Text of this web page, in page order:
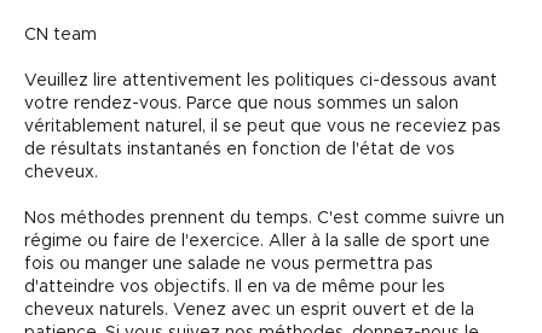
CN team
Veuillez lire attentivement les politiques ci-dessous avant
votre rendez-vous. Parce que nous sommes un salon
véritablement naturel, il se peut que vous ne receviez pas
de résultats instantanés en fonction de l'état de vos
cheveux.
Nos méthodes prennent du temps. C'est comme suivre un
régime ou faire de l'exercice. Aller à la salle de sport une
fois ou manger une salade ne vous permettra pas
d'atteindre vos objectifs. Il en va de même pour les
cheveux naturels. Venez avec un esprit ouvert et de la